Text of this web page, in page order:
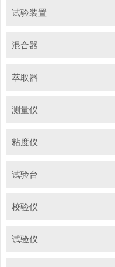
试验装置
混合器
萃取器
测量仪
粘度仪
试验台
校验仪
试验仪